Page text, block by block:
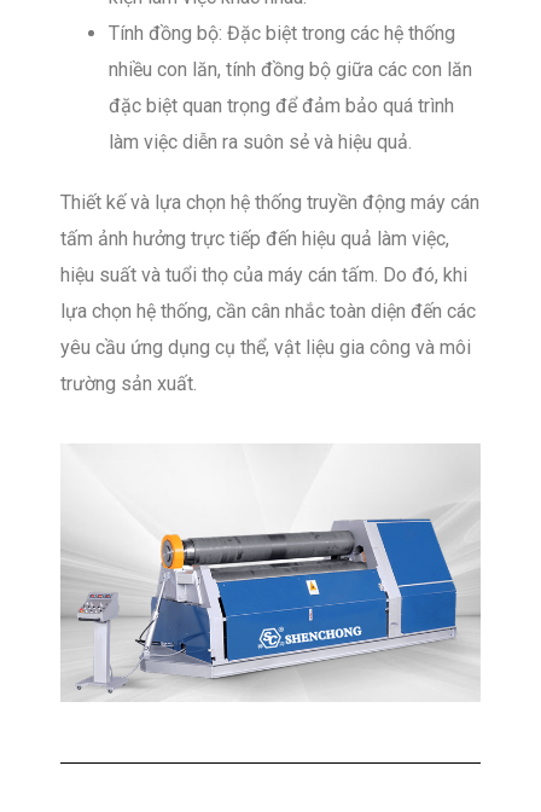
Tính đồng bộ: Đặc biệt trong các hệ thống
nhiều con lăn, tính đồng bộ giữa các con lăn
đặc biệt quan trọng để đảm bảo quá trình
làm việc diễn ra suôn sẻ và hiệu quả.
Thiết kế và lựa chọn hệ thống truyền động máy cán
tấm ảnh hưởng trực tiếp đến hiệu quả làm việc,
hiệu suất và tuổi thọ của máy cán tấm. Do đó, khi
lựa chọn hệ thống, cần cân nhắc toàn diện đến các
yêu cầu ứng dụng cụ thể, vật liệu gia công và môi
trường sản xuất.